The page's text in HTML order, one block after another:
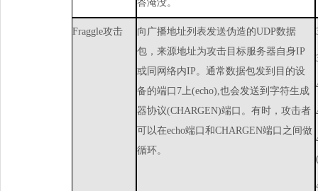
答淹没。
Fraggle攻击 向广播地址列表发送伪造的UDP数据
包，来源地址为攻击目标服务器自身IP
或同网络内IP 。通常数据包发到目的设
备的端口 7 上(echo),也会发送到字符生成
器协议(CHARGEN)端口。有时，攻击者
可以在echo端口和CHARGEN端口之间做
循环。